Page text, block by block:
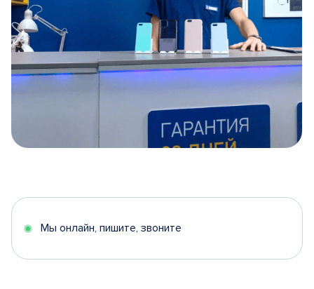
5
Мы онлайн, пишите, звоните